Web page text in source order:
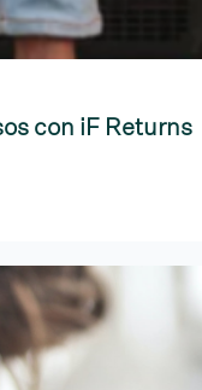
con iF Returns